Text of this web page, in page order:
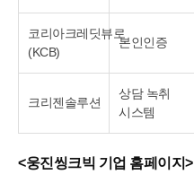
코리아크레딧뷰로
(KCB)
본인인증
크리젠솔루션
상담 녹취
시스템
<웅진씽크빅 기업 홈페이지>